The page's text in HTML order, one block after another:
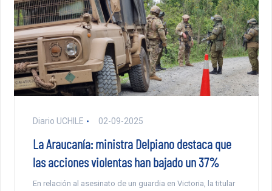
Diario UCHILE 02-09-2025
La Araucanía: ministra Delpiano destaca que
las acciones violentas han bajado un 37%
En relación al asesinato de un guardia en Victoria, la titular